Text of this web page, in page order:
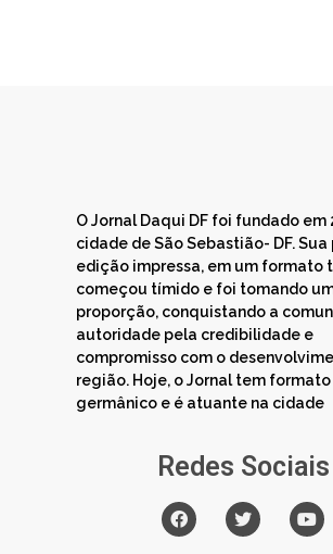
O Jornal Daqui DF foi fundado em
cidade de São Sebastião- DF. Sua
edição impressa, em um formato
começou tímido e foi tomando
proporção, conquistando a
autoridade pela credibilidade e
compromisso com o
região. Hoje, o Jornal tem formato
germânico e é atuante na cidade
Redes Sociais